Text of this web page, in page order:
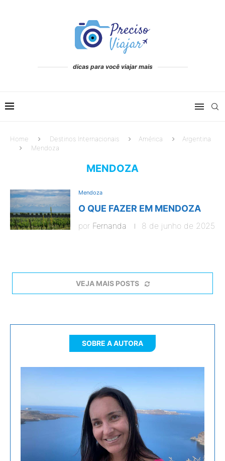
dicas para você viajar mais
Home Destinos Internacionais América
Argentina
Mendoza
MENDOZA
Mendoza
O QUE FAZER EM MENDOZA
por Fernanda 8 de junho de 2025
VEJA MAIS POSTS
SOBRE A AUTORA